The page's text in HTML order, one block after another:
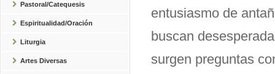
Pastoral/Catequesis
Espiritualidad/Oración
Liturgia
Artes Diversas
entusiasmo de
buscan
surgen preguntas